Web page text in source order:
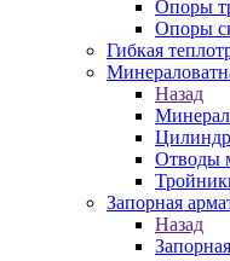
Опоры
Опоры
Гибкая
Назад
Отводы
Запорная
Назад